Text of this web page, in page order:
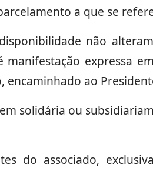
a que se
não
manifestação expressa
ao
solidária ou
do associado,